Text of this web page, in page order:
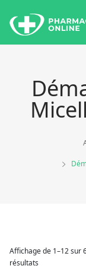
Affichage de 1–12 sur
résultats